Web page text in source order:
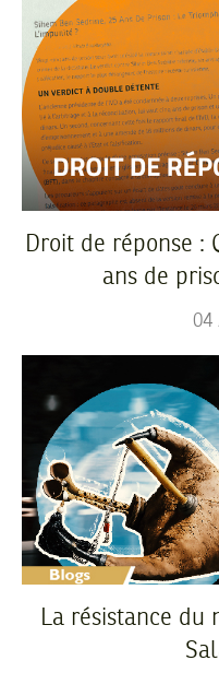
Droit de réponse :
ans de
04
La résistance du